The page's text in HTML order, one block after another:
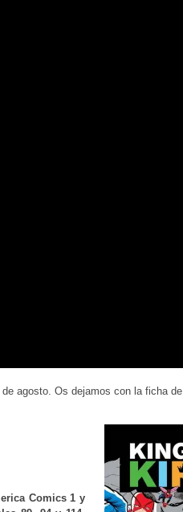
agosto. Os dejamos con la ficha
Comics 1 y